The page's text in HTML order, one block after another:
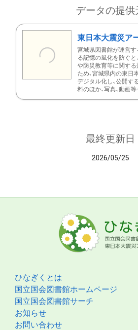
データの提供
東日本大震災ア
宮城県図書館が運営
る記憶の風化を防ぐと
や防災教育等に関す
ため、宮城県内の東日
デジタル化し、公開す
料のほか、写真、動画等
最終更新日
2026/05/25
ひなぎくとは
国立国会図書館ホームページ
国立国会図書館サーチ
お知らせ
お問い合わせ